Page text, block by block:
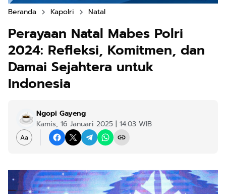
Beranda Kapolri Natal
Perayaan Natal Mabes Polri
2024: Refleksi, Komitmen, dan
Damai Sejahtera untuk
Indonesia
Ngopi Gayeng
Kamis, 16 Januari 2025 | 14:03 WIB